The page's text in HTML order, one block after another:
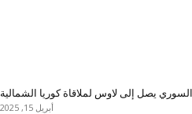
يصل إلى لاوس لملاقاة كوريا الشمالية
أبريل 15, 2025